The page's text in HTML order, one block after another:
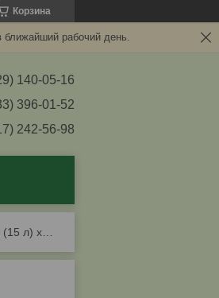
Корзина
ближайший рабочий день.
140-05-16
396-01-52
242-56-98
Урна с педалью титан-мета (15 л) хром